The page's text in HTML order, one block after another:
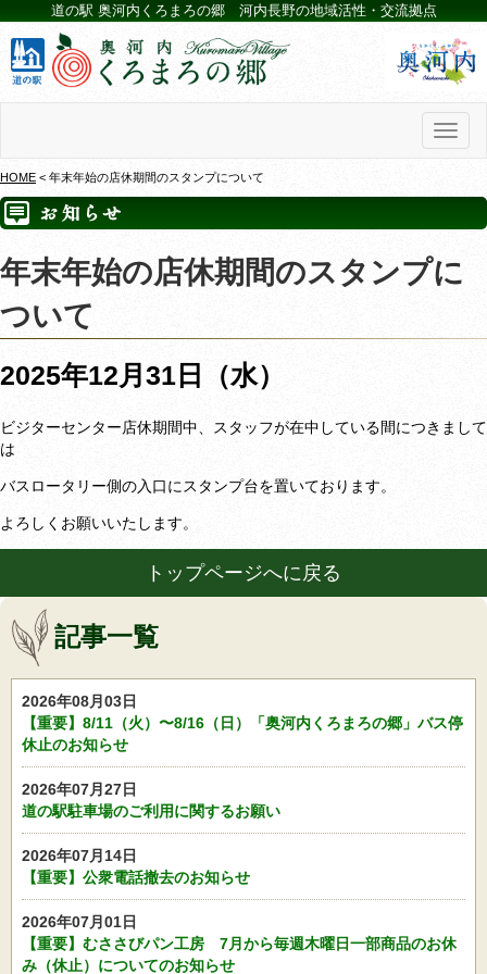
道の駅 奥河内くろまろの郷 河内長野の地域活性・交流拠点
HOME < 年末年始の店休期間のスタンプについて
年末年始の店休期間のスタンプに
ついて
2025年12月31日（水）
ビジターセンター店休期間中、スタッフが在中している間につきまして
は
バスロータリー側の入口にスタンプ台を置いております。
よろしくお願いいたします。
トップページへに戻る
記事一覧
2026年08月03日
【重要】8/11（火）〜8/16（日）「奥河内くろまろの郷」バス停
休止のお知らせ
2026年07月27日
道の駅駐車場のご利用に関するお願い
2026年07月14日
【重要】公衆電話撤去のお知らせ
2026年07月01日
【重要】むささびパン工房 7月から毎週木曜日一部商品のお休
み（休止）についてのお知らせ